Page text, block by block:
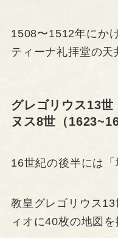
1508〜1512年にかけ
ティーナ礼拝堂の天
グレゴリウス13
ヌス8世（
16世紀の後半には「
教皇グレゴリウス
ィオに40枚の地図